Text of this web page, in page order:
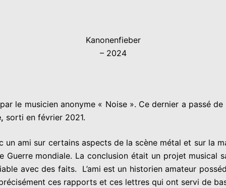
Kanonenfieber
– 2024
le musicien anonyme « Noise ». Ce dernier a passé
sorti en février 2021.
un ami sur certains aspects de la scène métal et sur la
Guerre mondiale. La conclusion était un projet
avec des faits. L’ami est un historien amateur
ces rapports et ces lettres qui ont servi de